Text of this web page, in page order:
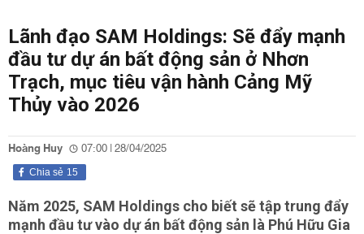
Lãnh đạo SAM Holdings: Sẽ đẩy mạnh
đầu tư dự án bất động sản ở Nhơn
Trạch, mục tiêu vận hành Cảng Mỹ
Thủy vào 2026
Hoàng Huy 07:00 | 28/04/2025
15
Chia sẻ
Năm 2025, SAM Holdings cho biết sẽ tập trung đẩy
mạnh đầu tư vào dự án bất động sản là Phú Hữu Gia